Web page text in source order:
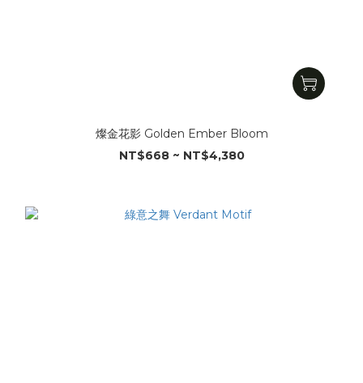
燦金花影 Golden Ember Bloom
NT$668 ~ NT$4,380